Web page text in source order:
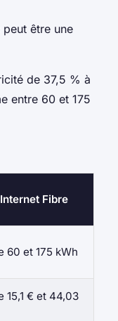
être une
de 37,5 % à
entre 60 et 175
Fibre
60 et 175 kWh
15,1 € et 44,03